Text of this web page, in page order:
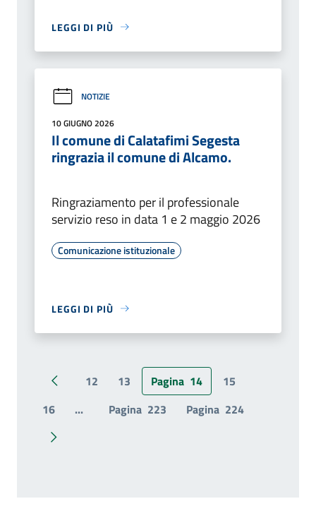
LEGGI DI PIÙ
NOTIZIE
10 GIUGNO 2026
Il comune di Calatafimi Segesta
ringrazia il comune di Alcamo.
Ringraziamento per il professionale
servizio reso in data 1 e 2 maggio 2026
Comunicazione istituzionale
LEGGI DI PIÙ
Pagina precedente
12 13 Pagina 14
15
16
... Pagina 223 Pagina 224
Pagina successiva